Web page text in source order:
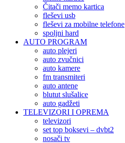
Čitači memo kartica
fleševi usb
fleševi za mobilne telefone
spoljni hard
AUTO PROGRAM
auto plejeri
auto zvučnici
auto kamere
fm transmiteri
auto antene
blutut slušalice
auto gadžeti
TELEVIZORI I OPREMA
televizori
set top boksevi – dvbt2
nosači tv